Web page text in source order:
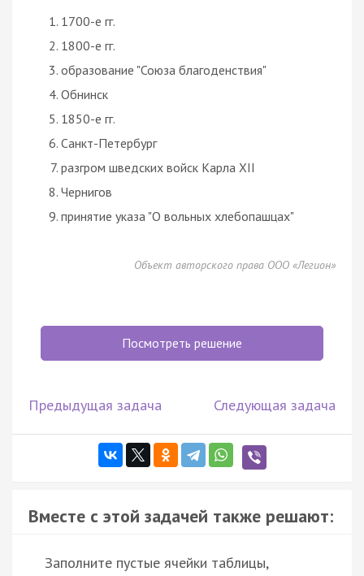
1700-е гг.
1800-е гг.
образование "Союза благоденствия"
Обнинск
1850-е гг.
Санкт-Петербург
разгром шведских войск Карла XII
Чернигов
принятие указа "О вольных хлебопашцах"
Объект авторского права ООО «Легион»
Посмотреть решение
Предыдущая задача Следующая задача
Вместе с этой задачей также решают:
Заполните пустые ячейки таблицы,